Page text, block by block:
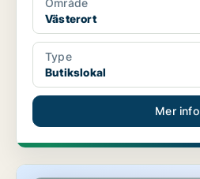
Område
Västerort
Type
Butikslokal
Mer info
Butikslokal i Västerort